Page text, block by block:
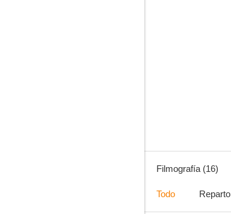
Filmografía (16)
Todo Reparto